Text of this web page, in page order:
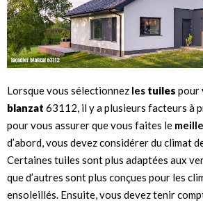
Lorsque vous sélectionnez les tuiles pour
blanzat 63112, il y a plusieurs facteurs à
pour vous assurer que vous faites le
d’abord, vous devez considérer du climat
Certaines tuiles sont plus adaptées aux
que d’autres sont plus conçues pour les
ensoleillés. Ensuite, vous devez tenir